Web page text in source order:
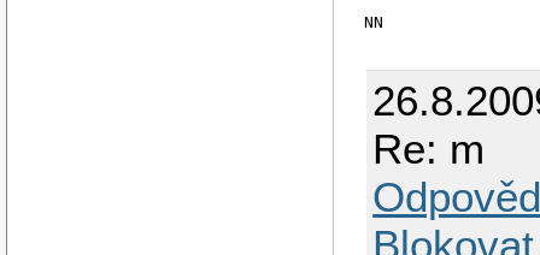
Re: m
Blokovat